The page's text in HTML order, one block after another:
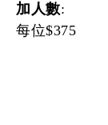
加人數:
每位$375